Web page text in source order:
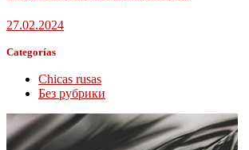
27.02.2024
Categorías
Chicas rusas
Без рубрики